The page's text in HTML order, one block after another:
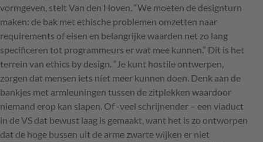
vormgeven, stelt Van den Hoven. “We moeten de designturn
maken: de bak met ethische problemen omzetten naar
requirements of eisen en belangrijke waarden net zo lang
specificeren tot programmeurs er wat mee kunnen.” Dit is het
terrein van ethics by design. “Je kunt hostile ontwerpen,
zorgen dat mensen iets níet meer kunnen doen. Denk aan de
bankjes met armleuningen tussen de zitplekken waardoor
niemand erop kan slapen. Of -veel schrijnender – een viaduct
in de VS dat bewust laag is gemaakt, want het is zo ontworpen
dat de hoge bussen uit de arme zwarte wijken er niet